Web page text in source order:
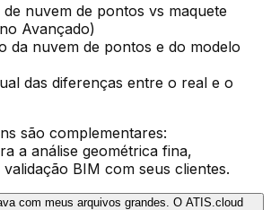
nuvem de pontos vs maquete
Avançado)
da nuvem de pontos e do modelo
das diferenças entre o real e o
são complementares:
a análise geométrica fina,
BIM com seus clientes.
com meus arquivos grandes. O ATIS.cloud